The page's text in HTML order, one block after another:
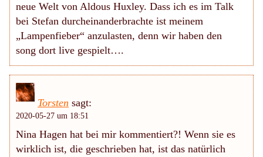
neue Welt von Aldous Huxley. Dass ich es im Talk
bei Stefan durcheinanderbrachte ist meinem
„Lampenfieber“ anzulasten, denn wir haben den
song dort live gespielt….
Torsten sagt:
2020-05-27 um 18:51
Nina Hagen hat bei mir kommentiert?! Wenn sie es
wirklich ist, die geschrieben hat, ist das natürlich